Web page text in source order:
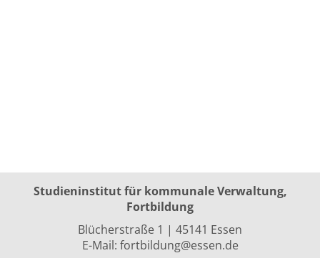
Studieninstitut für kommunale Verwaltung,
Fortbildung
Blücherstraße 1 | 45141 Essen
E-Mail: fortbildung@essen.de